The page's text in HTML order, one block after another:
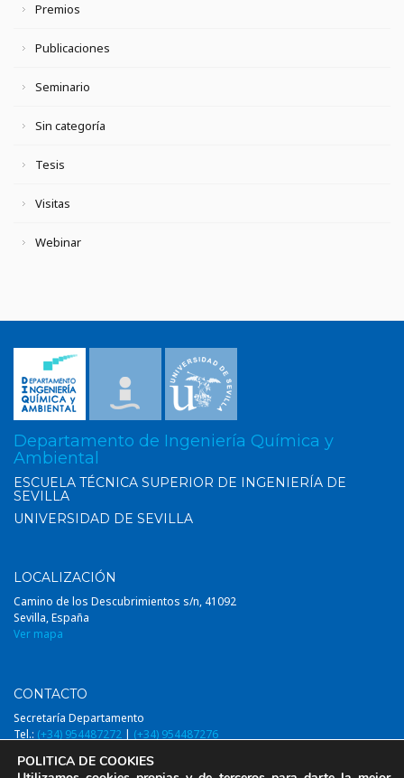
Premios
Publicaciones
Seminario
Sin categoría
Tesis
Visitas
Webinar
Departamento de Ingeniería Química y
Ambiental
ESCUELA TÉCNICA SUPERIOR DE INGENIERÍA DE
SEVILLA
UNIVERSIDAD DE SEVILLA
LOCALIZACIÓN
Camino de los Descubrimientos s/n, 41092
Sevilla, España
Ver mapa
CONTACTO
Secretaría Departamento
Tel.: (+34) 954487272 | (+34) 954487276
POLITICA DE COOKIES